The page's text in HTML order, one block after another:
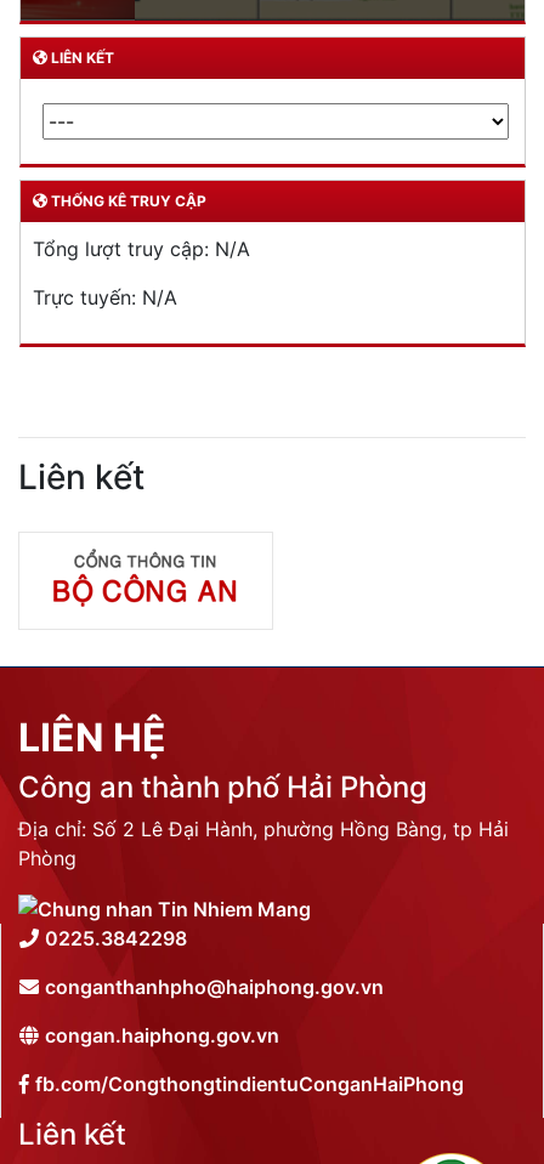
LIÊN KẾT
THỐNG KÊ TRUY CẬP
Tổng lượt truy cập: N/A
Trực tuyến: N/A
Liên kết
LIÊN HỆ
Công an thành phố Hải Phòng
Địa chỉ: Số 2 Lê Đại Hành, phường Hồng Bàng, tp Hải
Phòng
0225.3842298
conganthanhpho@haiphong.gov.vn
congan.haiphong.gov.vn
fb.com/CongthongtindientuConganHaiPhong
Liên kết